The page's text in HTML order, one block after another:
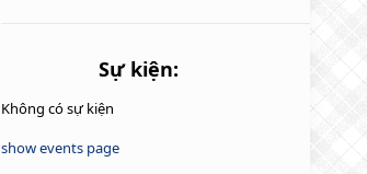
Sự kiện:
Không có sự kiện
show events page